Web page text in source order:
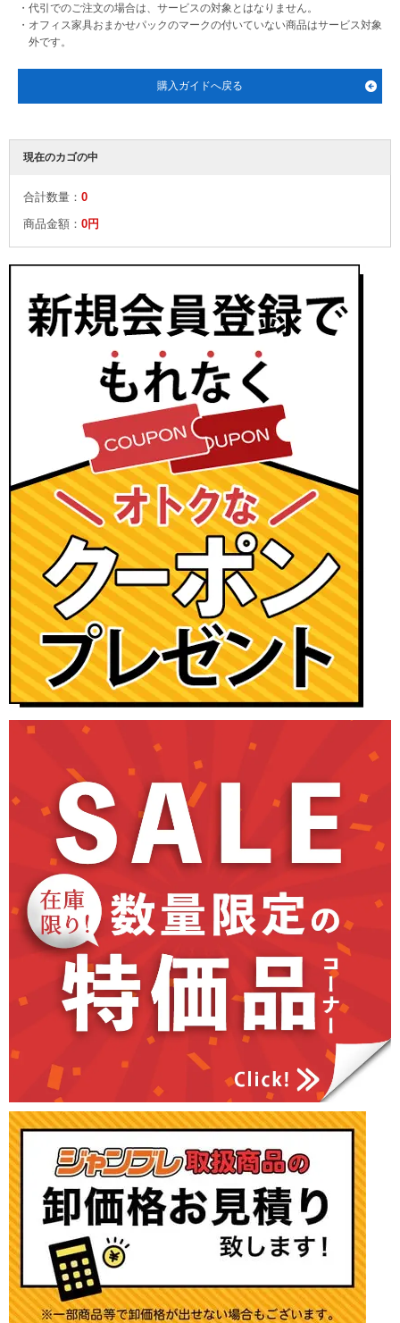
・代引でのご注文の場合は、サービスの対象とはなりません。
・オフィス家具おまかせパックのマークの付いていない商品はサービス対象
外です。
購入ガイドへ戻る
現在のカゴの中
合計数量： 0
商品金額： 0円